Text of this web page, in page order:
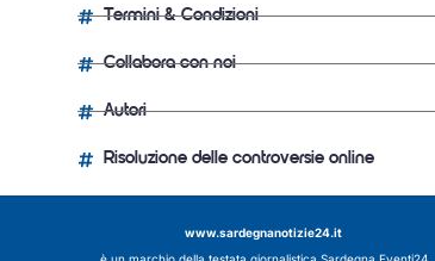
Termini & Condizioni
Collabora con noi
Autori
Risoluzione delle controversie online
www.sardegnanotizie24.it